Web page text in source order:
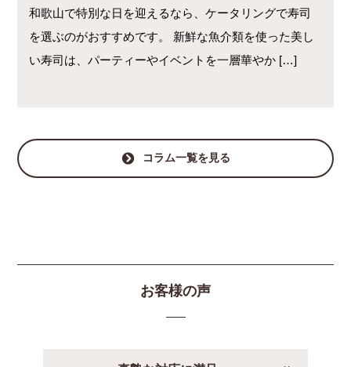
和歌山で特別な日を迎えるなら、ケータリングで寿司
を選ぶのがおすすめです。 新鮮な魚介類を使った美し
い寿司は、パーティーやイベントを一層華やか […]
コラム一覧を見る
お客様の声